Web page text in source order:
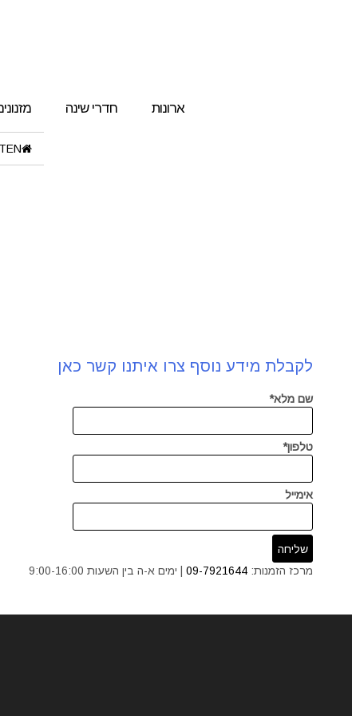
ארונות חדרי שינה
לקבלת מידע נוסף צרו איתנו קשר כאן
שם מלא*
טלפון*
אימייל
מרכז הזמנות: 09-7921644| ימים א-ה בין השעות 9:00-16:00